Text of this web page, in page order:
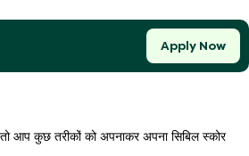
Apply Now
आप कुछ तरीकों को अपनाकर अपना सिबिल स्कोर